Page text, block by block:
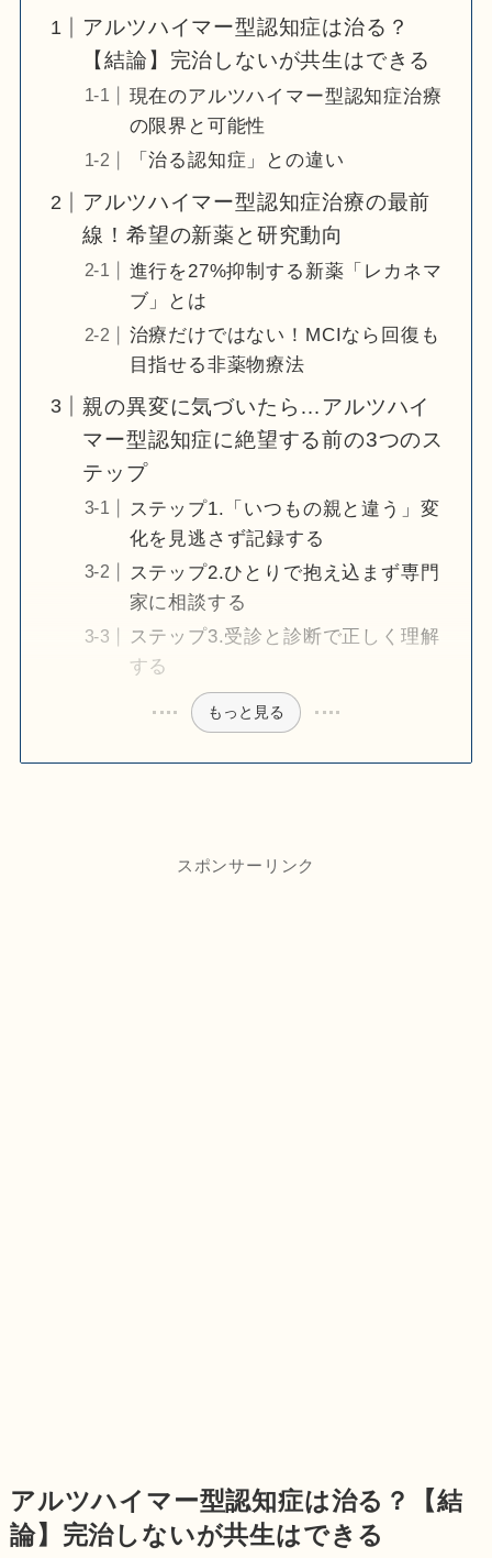
アルツハイマー型認知症は治る？
【結論】完治しないが共生はできる
現在のアルツハイマー型認知症治療
の限界と可能性
「治る認知症」との違い
アルツハイマー型認知症治療の最前
線！希望の新薬と研究動向
進行を27%抑制する新薬「レカネマ
ブ」とは
治療だけではない！MCIなら回復も
目指せる非薬物療法
親の異変に気づいたら…アルツハイ
マー型認知症に絶望する前の3つのス
テップ
ステップ1.「いつもの親と違う」変
化を見逃さず記録する
ステップ2.ひとりで抱え込まず専門
家に相談する
ステップ3.受診と診断で正しく理解
する
もっと見る
スポンサーリンク
アルツハイマー型認知症は治る？【結
論】完治しないが共生はできる